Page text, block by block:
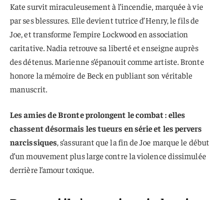
Kate survit miraculeusement à l’incendie, marquée à vie
par ses blessures. Elle devient tutrice d’Henry, le fils de
Joe, et transforme l’empire Lockwood en association
caritative. Nadia retrouve sa liberté et enseigne auprès
des détenus. Marienne s’épanouit comme artiste. Bronte
honore la mémoire de Beck en publiant son véritable
manuscrit.
Les amies de Bronte prolongent le combat : elles
chassent désormais les tueurs en série et les pervers
narcissiques, s’assurant que la fin de Joe marque le début
d’un mouvement plus large contre la violence dissimulée
derrière l’amour toxique.